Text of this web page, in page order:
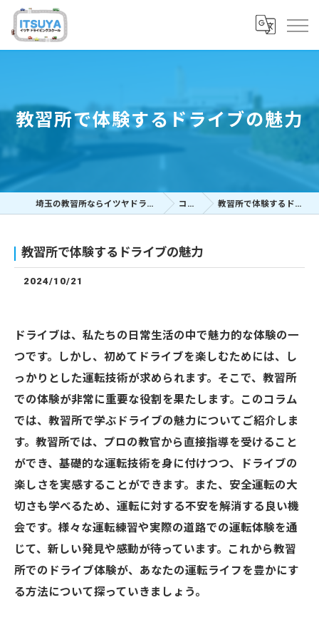
教習所で体験するドライブの魅力
埼玉の教習所ならイツヤドライビングスクール コラム 教習所で体験するドライブの魅力
教習所で体験するドライブの魅力
2024/10/21
ドライブは、私たちの日常生活の中で魅力的な体験の一
つです。しかし、初めてドライブを楽しむためには、し
っかりとした運転技術が求められます。そこで、教習所
での体験が非常に重要な役割を果たします。このコラム
では、教習所で学ぶドライブの魅力についてご紹介しま
す。教習所では、プロの教官から直接指導を受けること
ができ、基礎的な運転技術を身に付けつつ、ドライブの
楽しさを実感することができます。また、安全運転の大
切さも学べるため、運転に対する不安を解消する良い機
会です。様々な運転練習や実際の道路での運転体験を通
じて、新しい発見や感動が待っています。これから教習
所でのドライブ体験が、あなたの運転ライフを豊かにす
る方法について探っていきましょう。